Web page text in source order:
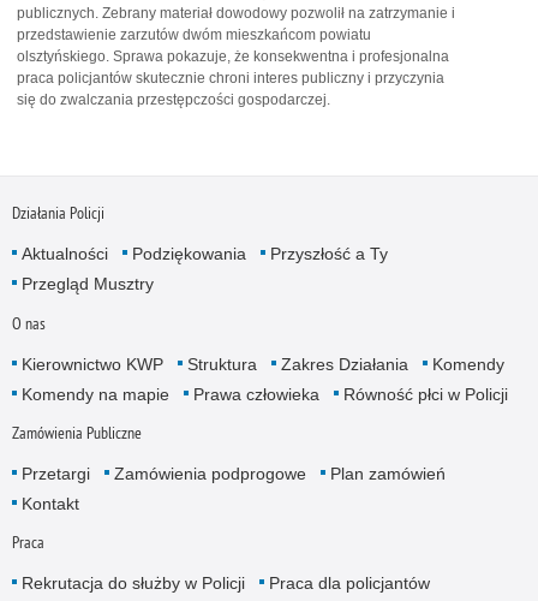
publicznych. Zebrany materiał dowodowy pozwolił na zatrzymanie i
przedstawienie zarzutów dwóm mieszkańcom powiatu
olsztyńskiego. Sprawa pokazuje, że konsekwentna i profesjonalna
praca policjantów skutecznie chroni interes publiczny i przyczynia
się do zwalczania przestępczości gospodarczej.
Działania Policji
Aktualności Podziękowania
Przyszłość a Ty
Przegląd Musztry
O nas
Kierownictwo KWP Struktura Zakres Działania
Komendy
Komendy na mapie
Prawa człowieka Równość płci w Policji
Zamówienia Publiczne
Przetargi Zamówienia podprogowe
Plan zamówień
Kontakt
Praca
Rekrutacja do służby w Policji
Praca dla policjantów